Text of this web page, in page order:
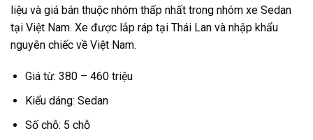
liệu và giá bán thuộc nhóm thấp nhất trong nhóm xe Sedan
tại Việt Nam. Xe được lắp ráp tại Thái Lan và nhập khẩu
nguyên chiếc về Việt Nam.
Giá từ: 380 – 460 triệu
Kiểu dáng: Sedan
Số chỗ: 5 chỗ